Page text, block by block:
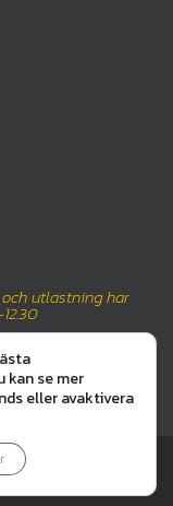
utlastning har
Reserved | Webb av
kan se mer
eller avaktivera